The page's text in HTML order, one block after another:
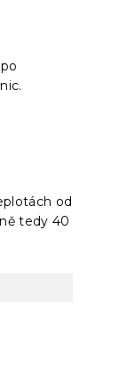
od
tedy 40